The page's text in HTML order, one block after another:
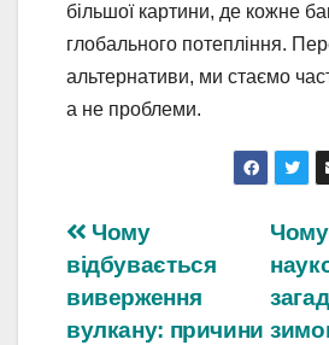
більшої картини, де кожне
глобального потепління.
альтернативи, ми стаємо
а не проблеми.
Навігація
записів
Чому
Чому
відбувається
виверження
вулкану: причини